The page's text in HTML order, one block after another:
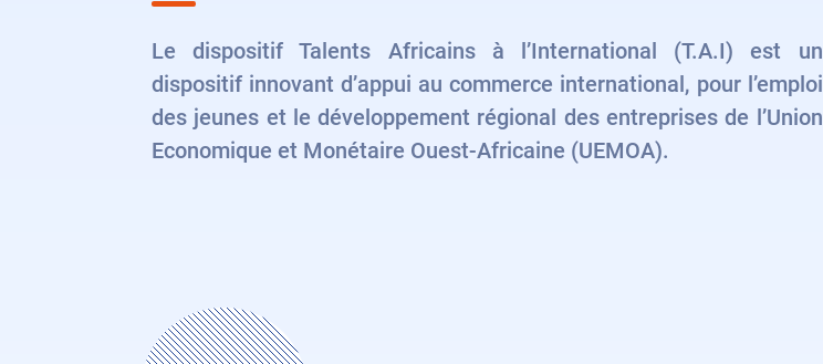
Le dispositif Talents Africains à l’International (T.A.I) est un
dispositif innovant d’appui au commerce international, pour l’emploi
des jeunes et le développement régional des entreprises de l’Union
Economique et Monétaire Ouest-Africaine (UEMOA).